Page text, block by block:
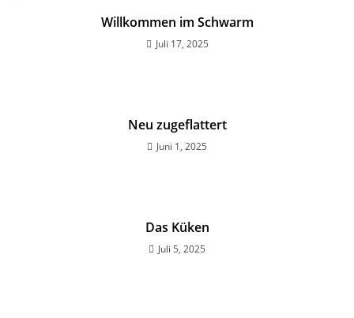
Willkommen im Schwarm
Juli 17, 2025
Neu zugeflattert
Juni 1, 2025
Das Küken
Juli 5, 2025